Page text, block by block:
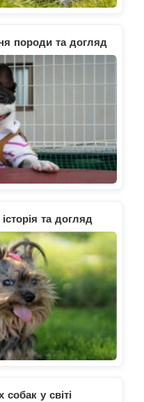
породи та догляд
та догляд
у світі